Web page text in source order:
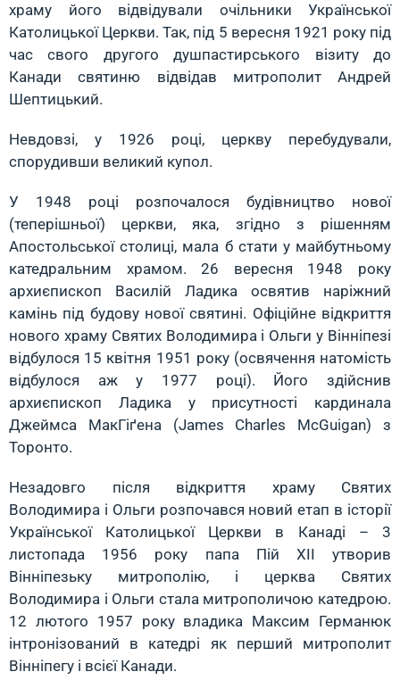
храму його відвідували очільники Української
Католицької Церкви. Так, під 5 вересня 1921 року під
час свого другого душпастирського візиту до
Канади святиню відвідав митрополит Андрей
Шептицький.
Невдовзі, у 1926 році, церкву перебудували,
спорудивши великий купол.
У 1948 році розпочалося будівництво нової
(теперішньої) церкви, яка, згідно з рішенням
Апостольської столиці, мала б стати у майбутньому
катедральним храмом. 26 вересня 1948 року
архиєпископ Василій Ладика освятив наріжний
камінь під будову нової святині. Офіційне відкриття
нового храму Святих Володимира і Ольги у Вінніпезі
відбулося 15 квітня 1951 року (освячення натомість
відбулося аж у 1977 році). Його здійснив
архиєпископ Ладика у присутності кардинала
Джeймса МакГіґена (James Charles McGuigan) з
Торонто.
Незадовго після відкриття храму Святих
Володимира і Ольги розпочався новий етап в історії
Української Католицької Церкви в Канаді – 3
листопада 1956 року папа Пій XII утворив
Вінніпезьку митрополію, і церква Святих
Володимира і Ольги стала митрополичою катедрою.
12 лютого 1957 року владика Максим Германюк
інтронізований в катедрі як перший митрополит
Вінніпегу і всієї Канади.